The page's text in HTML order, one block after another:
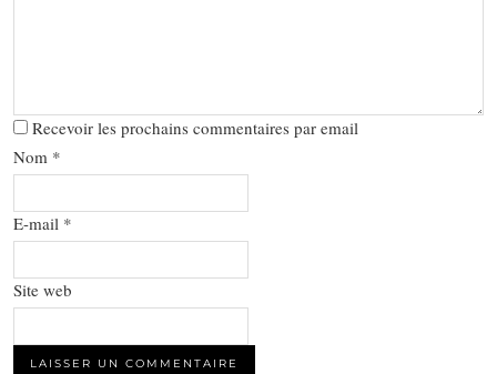
Recevoir les prochains commentaires par email
Nom *
E-mail *
Site web